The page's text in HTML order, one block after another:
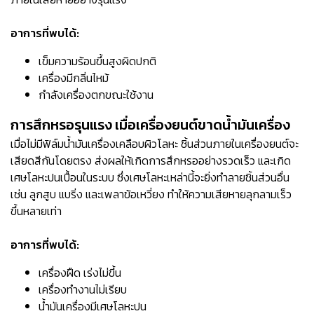
อาการที่พบได้:
เข็มความร้อนขึ้นสูงผิดปกติ
เครื่องมีกลิ่นไหม้
กำลังเครื่องตกขณะใช้งาน
การสึกหรอรุนแรง เมื่อเครื่องยนต์ขาดน้ำมันเครื่อง
เมื่อไม่มีฟิล์มน้ำมันเครื่องเคลือบผิวโลหะ ชิ้นส่วนภายในเครื่องยนต์จะ
เสียดสีกันโดยตรง ส่งผลให้เกิดการสึกหรออย่างรวดเร็ว และเกิด
เศษโลหะปนเปื้อนในระบบ ซึ่งเศษโลหะเหล่านี้จะยิ่งทำลายชิ้นส่วนอื่น
เช่น ลูกสูบ แบริ่ง และเพลาข้อเหวี่ยง ทำให้ความเสียหายลุกลามเร็ว
ขึ้นหลายเท่า
อาการที่พบได้:
เครื่องฝืด เร่งไม่ขึ้น
เครื่องทำงานไม่เรียบ
น้ำมันเครื่องมีเศษโลหะปน